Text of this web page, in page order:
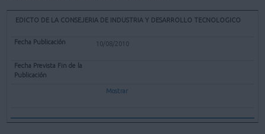
EDICTO DE LA CONSEJERIA DE INDUSTRIA Y DESARROLLO TECNOLOGICO
10/08/2010
Mostrar